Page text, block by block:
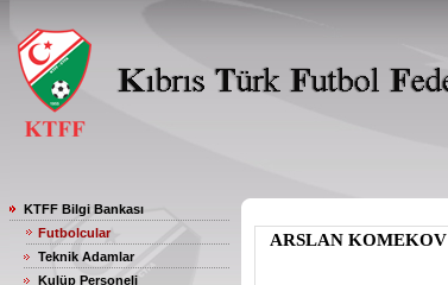
KTFF Bilgi Bankası
Futbolcular
Teknik Adamlar
Kulüp Personeli
ARSLAN KOMEKOV